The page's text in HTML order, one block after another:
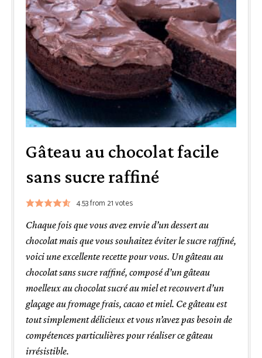
Gâteau au chocolat facile
sans sucre raffiné
4.53from 21votes
Chaque fois que vous avez envie d’un dessert au
chocolat mais que vous souhaitez éviter le sucre raffiné,
voici une excellente recette pour vous. Un gâteau au
chocolat sans sucre raffiné, composé d’un gâteau
moelleux au chocolat sucré au miel et recouvert d’un
glaçage au fromage frais, cacao et miel. Ce gâteau est
tout simplement délicieux et vous n’avez pas besoin de
compétences particulières pour réaliser ce gâteau
irrésistible.